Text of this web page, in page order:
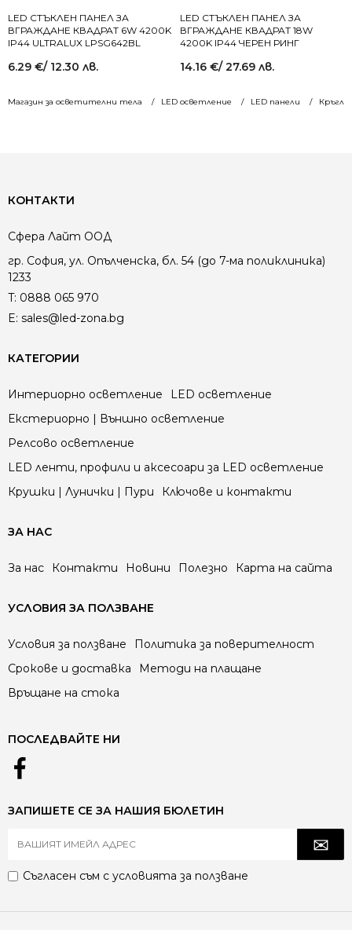
Магазин за осветителни тела LED осветление LED панели
LED СТЪКЛЕН ПАНЕЛ ЗА
ВГРАЖДАНЕ КВАДРАТ 6W 4200K
IP44 ULTRALUX LPSG642BL
6.29 €/ 12.30 лв.
LED СТЪКЛЕН ПАНЕЛ ЗА
ВГРАЖДАНЕ КВАДРАТ 18W
4200K IP44 ЧЕРЕН РИНГ
14.16 €/ 27.69 лв.
КОНТАКТИ
Сфера Лайт ООД
гр. София, ул. Опълченска, бл. 54 (до 7-ма поликлиника)
1233
T: 0888 065 970
E: sales@led-zona.bg
КАТЕГОРИИ
Интериорно осветление
LED осветление
Екстериорно | Външно осветление
Релсово осветление
LED ленти, профили и аксесоари за LED осветление
Крушки | Лунички | Пури
Ключове и контакти
ЗА НАС
За нас Контакти Новини Полезно Карта на сайта
УСЛОВИЯ ЗА ПОЛЗВАНЕ
Условия за ползване
Политика за поверителност
Срокове и доставка
Методи на плащане
Връщане на стока
ПОСЛЕДВАЙТЕ НИ
ЗАПИШЕТЕ СЕ ЗА НАШИЯ БЮЛЕТИН
Съгласен съм с условията за ползване